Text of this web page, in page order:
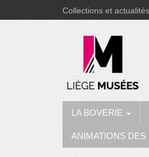
Collections et
LA BOVERIE
ANIMATIONS DES